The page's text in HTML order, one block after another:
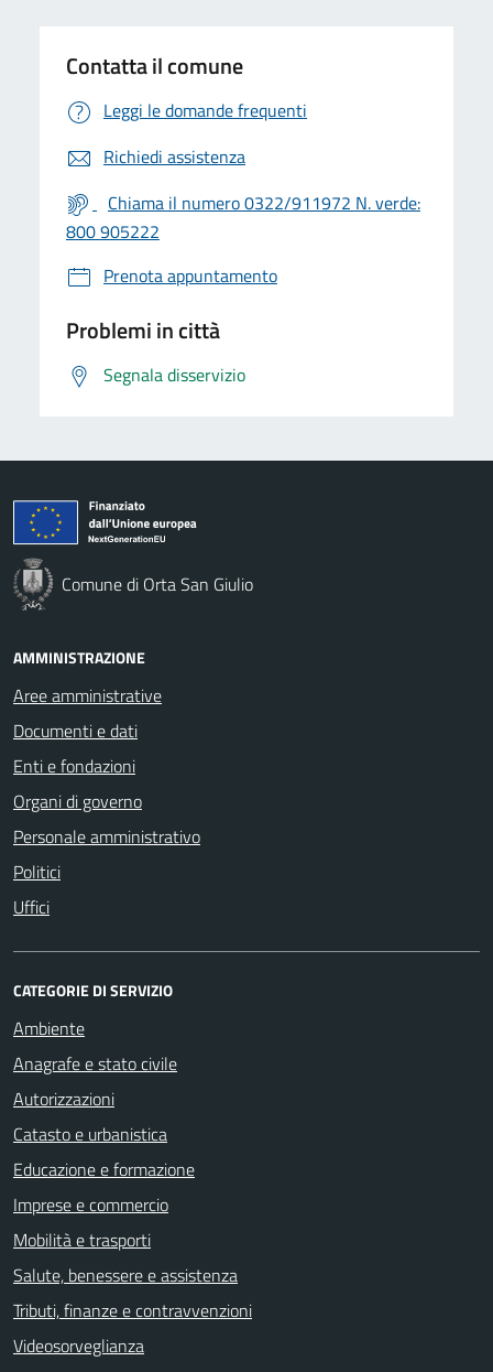
Contatta il comune
Leggi le domande frequenti
Richiedi assistenza
Chiama il numero 0322/911972 N. verde:
800 905222
Prenota appuntamento
Problemi in città
Segnala disservizio
Comune di Orta San Giulio
AMMINISTRAZIONE
Aree amministrative
Documenti e dati
Enti e fondazioni
Organi di governo
Personale amministrativo
Politici
Uffici
CATEGORIE DI SERVIZIO
Ambiente
Anagrafe e stato civile
Autorizzazioni
Catasto e urbanistica
Educazione e formazione
Imprese e commercio
Mobilità e trasporti
Salute, benessere e assistenza
Tributi, finanze e contravvenzioni
Videosorveglianza